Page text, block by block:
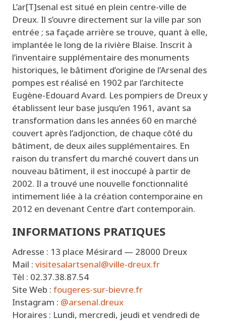
L’ar[T]senal est situé en plein centre-ville de
Dreux. Il s’ouvre directement sur la ville par son
entrée ; sa façade arrière se trouve, quant à elle,
implantée le long de la rivière Blaise. Inscrit à
l’inventaire supplémentaire des monuments
historiques, le bâtiment d’origine de l’Arsenal des
pompes est réalisé en 1902 par l’architecte
Eugène-Edouard Avard. Les pompiers de Dreux y
établissent leur base jusqu’en 1961, avant sa
transformation dans les années 60 en marché
couvert après l’adjonction, de chaque côté du
bâtiment, de deux ailes supplémentaires. En
raison du transfert du marché couvert dans un
nouveau bâtiment, il est inoccupé à partir de
2002. Il a trouvé une nouvelle fonctionnalité
intimement liée à la création contemporaine en
2012 en devenant Centre d’art contemporain.
INFORMATIONS PRATIQUES
Adresse : 13 place Mésirard — 28000 Dreux
Mail : visitesalartsenal@ville-dreux.fr
Tèl : 02.37.38.87.54
Site Web : fougeres-sur-bievre.fr
Instagram : @arsenal.dreux
Horaires : Lundi, mercredi, jeudi et vendredi de